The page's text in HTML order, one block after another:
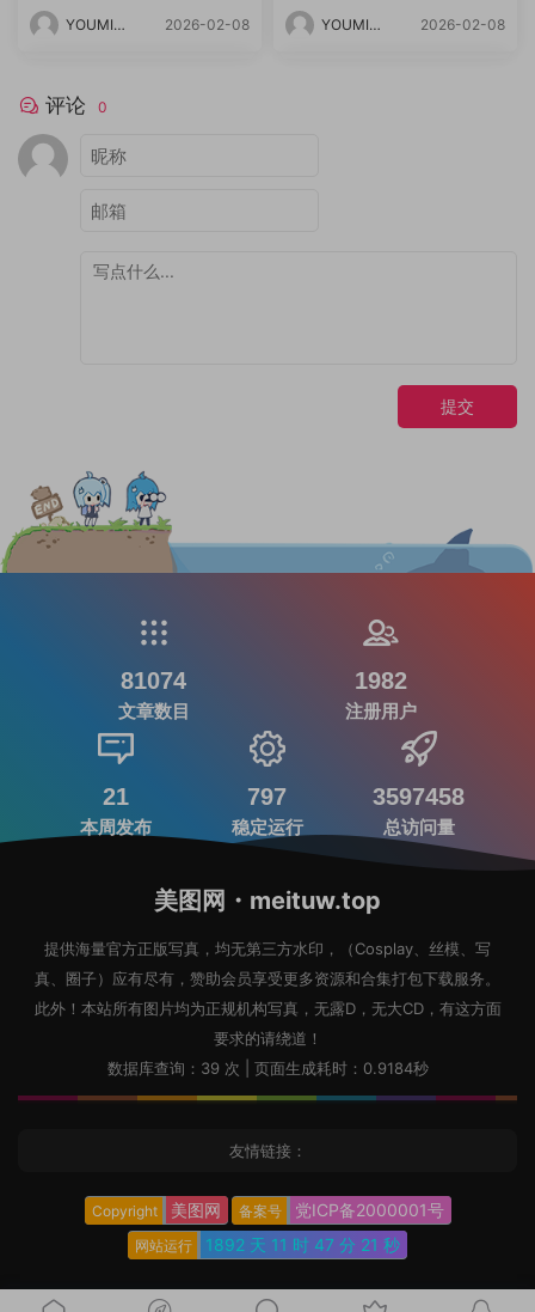
YOUMI尤
2026-02-08
YOUMI尤
2026-02-08
评论 0
提交
81074
文章数目
1982
注册用户
21
本周发布
797
稳定运行
3597458
总访问量
美图网・meituw.top
提供海量官方正版写真，均无第三方水印，（Cosplay、丝模、写
真、圈子）应有尽有，赞助会员享受更多资源和合集打包下载服务。
此外！本站所有图片均为正规机构写真，无露D，无大CD，有这方面
要求的请绕道！
数据库查询：39 次 | 页面生成耗时：0.9184秒
友情链接：
Copyright 美图网 备案号 党ICP备2000001号
网站运行 1892 天 11 时 47 分 22 秒